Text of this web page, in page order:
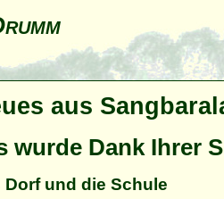
aus
wurde Dank Ihrer
Dorf und die Schule